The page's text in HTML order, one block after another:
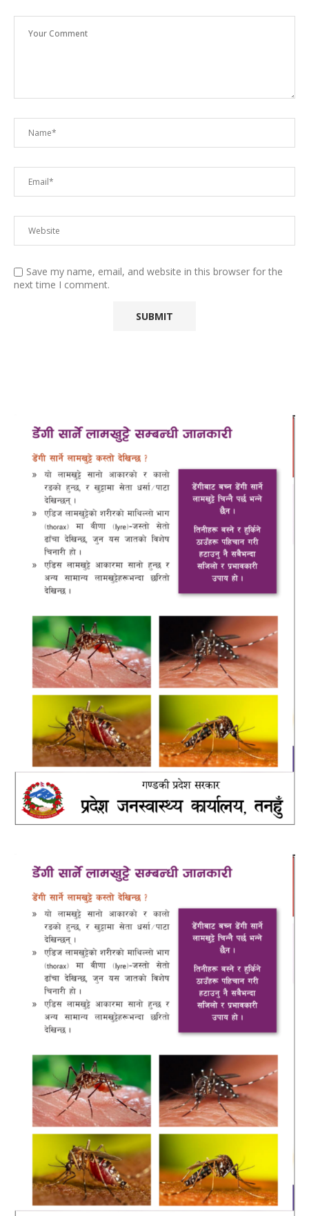
Save my name, email, and website in this browser for the
next time I comment.